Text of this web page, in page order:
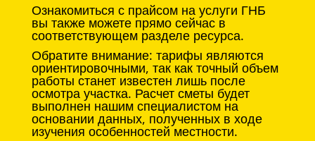
Ознакомиться с прайсом на услуги ГНБ
вы также можете прямо сейчас в
соответствующем разделе ресурса.
Обратите внимание: тарифы являются
ориентировочными, так как точный объем
работы станет известен лишь после
осмотра участка. Расчет сметы будет
выполнен нашим специалистом на
основании данных, полученных в ходе
изучения особенностей местности.